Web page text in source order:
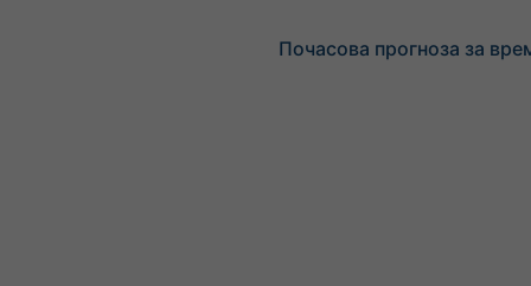
Почасова прогноза за